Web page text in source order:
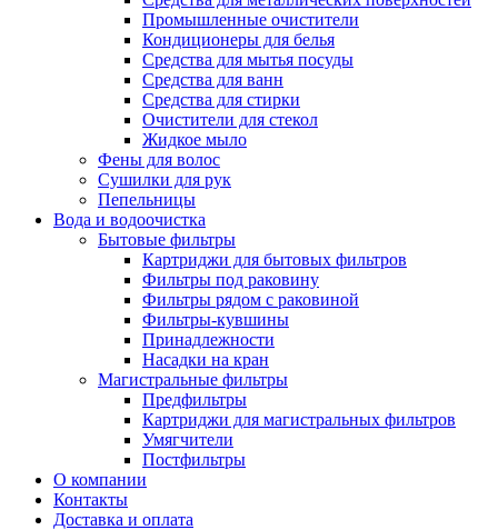
Промышленные очистители
Кондиционеры для белья
Средства для мытья посуды
Средства для ванн
Средства для стирки
Очистители для стекол
Жидкое мыло
Фены для волос
Сушилки для рук
Пепельницы
Вода и водоочистка
Бытовые фильтры
Картриджи для бытовых фильтров
Фильтры под раковину
Фильтры рядом с раковиной
Фильтры-кувшины
Принадлежности
Насадки на кран
Магистральные фильтры
Предфильтры
Картриджи для магистральных фильтров
Умягчители
Постфильтры
О компании
Контакты
Доставка и оплата